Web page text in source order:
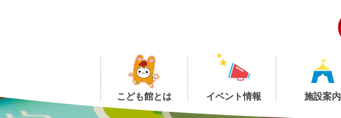
こども館とは イベント情報 施設案内